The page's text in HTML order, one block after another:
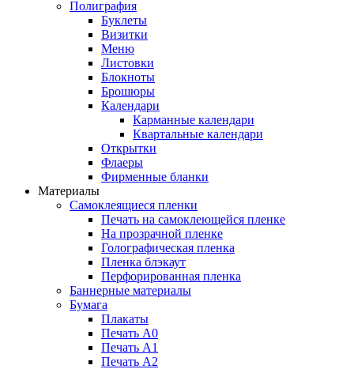
Полиграфия
Буклеты
Визитки
Меню
Листовки
Блокноты
Брошюры
Календари
Карманные календари
Квартальные календари
Открытки
Флаеры
Фирменные бланки
Материалы
Самоклеящиеся пленки
Печать на самоклеющейся пленке
На прозрачной пленке
Голографическая пленка
Пленка блэкаут
Перфорированная пленка
Баннерные материалы
Бумага
Плакаты
Печать А0
Печать А1
Печать А2